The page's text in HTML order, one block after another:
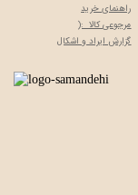
راهنمای خرید
مرجوعی کالا :(
گزارش ایراد و اشکال